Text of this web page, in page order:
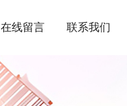
在线留言 联系我们